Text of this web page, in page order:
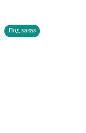
Под заказ